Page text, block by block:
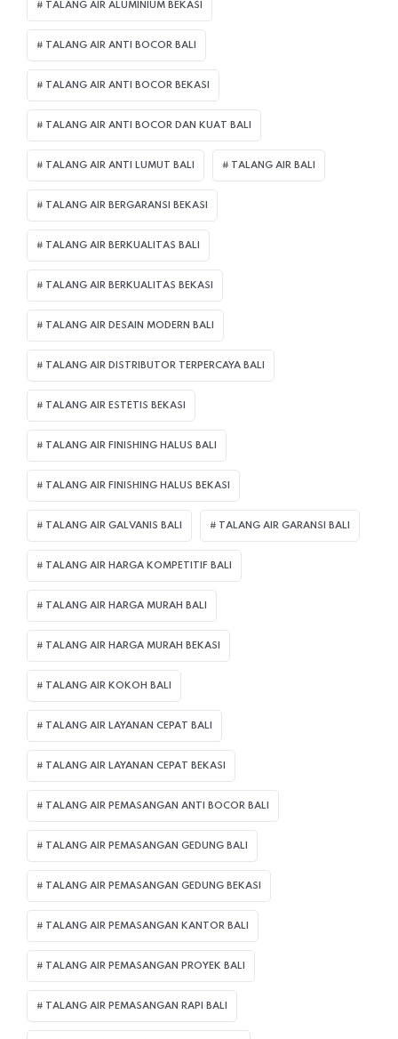
TALANG AIR ALUMINIUM BEKASI
TALANG AIR ANTI BOCOR BALI
TALANG AIR ANTI BOCOR BEKASI
TALANG AIR ANTI BOCOR DAN KUAT BALI
TALANG AIR ANTI LUMUT BALI TALANG AIR BALI
TALANG AIR BERGARANSI BEKASI
TALANG AIR BERKUALITAS BALI
TALANG AIR BERKUALITAS BEKASI
TALANG AIR DESAIN MODERN BALI
TALANG AIR DISTRIBUTOR TERPERCAYA BALI
TALANG AIR ESTETIS BEKASI
TALANG AIR FINISHING HALUS BALI
TALANG AIR FINISHING HALUS BEKASI
TALANG AIR GALVANIS BALI TALANG AIR GARANSI BALI
TALANG AIR HARGA KOMPETITIF BALI
TALANG AIR HARGA MURAH BALI
TALANG AIR HARGA MURAH BEKASI
TALANG AIR KOKOH BALI
TALANG AIR LAYANAN CEPAT BALI
TALANG AIR LAYANAN CEPAT BEKASI
TALANG AIR PEMASANGAN ANTI BOCOR BALI
TALANG AIR PEMASANGAN GEDUNG BALI
TALANG AIR PEMASANGAN GEDUNG BEKASI
TALANG AIR PEMASANGAN KANTOR BALI
TALANG AIR PEMASANGAN PROYEK BALI
TALANG AIR PEMASANGAN RAPI BALI